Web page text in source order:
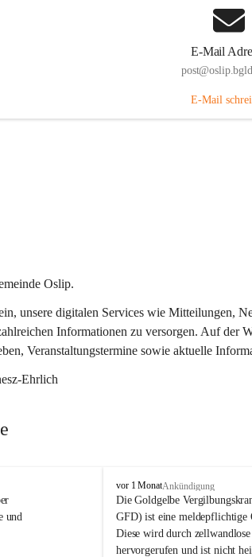
E-Mail
E-Mail
Oslip.
unsere digitalen Services wie Mitteilungen,
Informationen zu versorgen. Auf der
Veranstaltungstermine sowie aktuelle
Ehrlich
und
O
s
l
i
p
vor 1 MonatAnkündigung
Die Goldgelbe
GFD) ist eine meldepflichtige
Diese wird durch
hervorgerufen und ist nicht